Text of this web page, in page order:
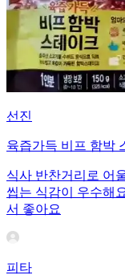
선진
육즙가득 비프 함박
식사 반찬거리로 어
씹는 식감이 우수해
서 좋아요
피타